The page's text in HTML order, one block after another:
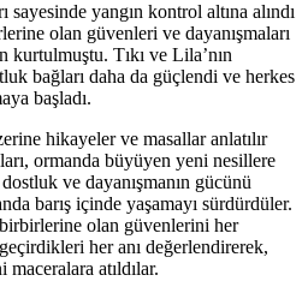
sayesinde yangın kontrol altına alındı
olan güvenleri ve dayanışmaları
kurtulmuştu. Tıkı ve Lila’nın
bağları daha da güçlendi ve herkes
başladı.
hikayeler ve masallar anlatılır
ormanda büyüyen yeni nesillere
ve dayanışmanın gücünü
barış içinde yaşamayı sürdürdüler.
olan güvenlerini her
her anı değerlendirerek,
atıldılar.